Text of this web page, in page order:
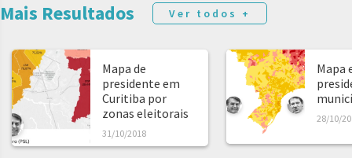
Mais Resultados Ver todos +
Mapa de
presidente em
Curitiba por
zonas eleitorais
31/10/2018
Mapa
28/10/